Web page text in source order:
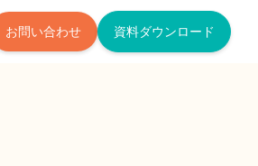
お問い合わせ 資料ダウンロード